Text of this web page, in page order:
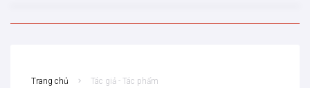
Trang chủ Tác giả - Tác phẩm